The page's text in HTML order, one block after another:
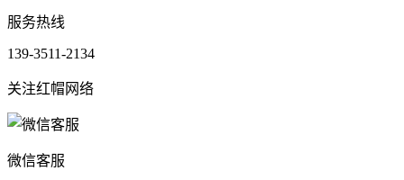
服务热线
139-3511-2134
关注红帽网络
微信客服